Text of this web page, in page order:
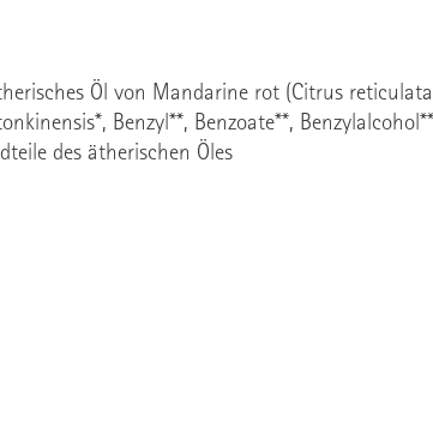
Öl von Mandarine rot (Citrus
Benzyl**, Benzoate**,
des ätherischen Öles